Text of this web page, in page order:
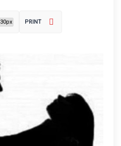
30px PRINT